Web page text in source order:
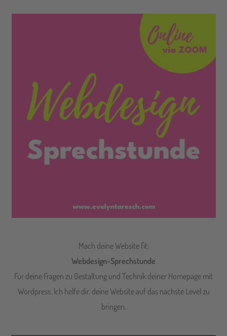
Mach deine Website fit:
Webdesign-Sprechstunde
Für deine Fragen zu Gestaltung und Technik deiner Homepage mit
Wordpress. Ich helfe dir, deine Website auf das nächste Level zu
bringen.